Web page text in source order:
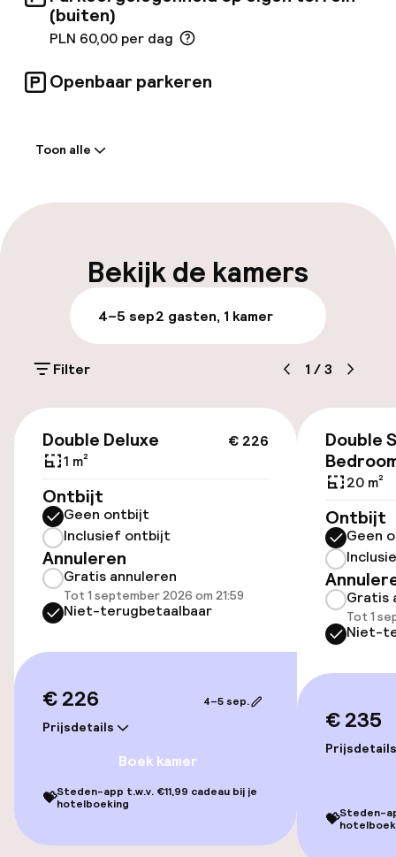
(buiten)
PLN 60,00 per dag
Openbaar parkeren
Meertalige medewerkers
Parkeren & mobiliteit
Parkeergelegenheid op eigen terrein
(buiten)
Openbaar parkeren
Transferservice
Toegankelijkheid
Lift
geoptimaliseerde kamers beschikbaar
Kamers
Familiekamers beschikbaar
geoptimaliseerde kamers beschikbaar
Toon alle
Bekijk de kamers
4–5 sep2 gasten, 1 kamer
Filter 1 /3
€ 226
Double Deluxe
1 m²
Ontbijt
Geen ontbijt
Inclusief ontbijt
Annuleren
Gratis annuleren
Tot 1 september 2026 om 21:59
Niet-terugbetaalbaar
€ 226
Prijsdetails
4–5 sep.
Boek kamer
💝Steden-app t.w.v. €11,99 cadeau bij je
hotelboeking
Double
20 m²
Ontbijt
Geen
Gratis
Tot 1
Niet-
€ 235
Prijsdetails
💝Steden-